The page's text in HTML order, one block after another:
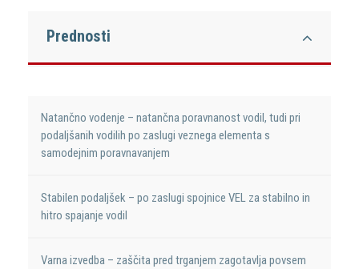
Prednosti
Natančno vodenje – natančna poravnanost vodil, tudi pri
podaljšanih vodilih po zaslugi veznega elementa s
samodejnim poravnavanjem
Stabilen podaljšek – po zaslugi spojnice VEL za stabilno in
hitro spajanje vodil
Varna izvedba – zaščita pred trganjem zagotavlja povsem